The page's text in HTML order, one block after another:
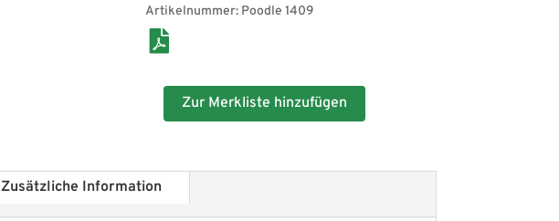
Artikelnummer: Poodle 1409
Zur Merkliste hinzufügen
Zusätzliche Information